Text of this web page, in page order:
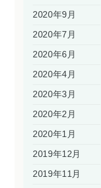
2020年9月
2020年7月
2020年6月
2020年4月
2020年3月
2020年2月
2020年1月
2019年12月
2019年11月